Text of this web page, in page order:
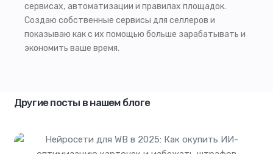
сервисах, автоматизации и правилах площадок.
Создаю собственные сервисы для селлеров и
показываю как с их помощью больше зарабатывать и
экономить ваше время.
Другие посты в нашем блоге